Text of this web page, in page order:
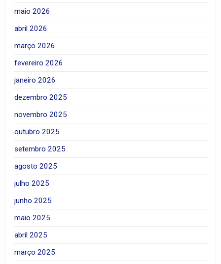
maio 2026
abril 2026
março 2026
fevereiro 2026
janeiro 2026
dezembro 2025
novembro 2025
outubro 2025
setembro 2025
agosto 2025
julho 2025
junho 2025
maio 2025
abril 2025
março 2025